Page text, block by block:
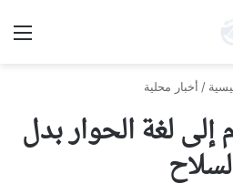
/ أخبار محلية
لغة الحوار بدل